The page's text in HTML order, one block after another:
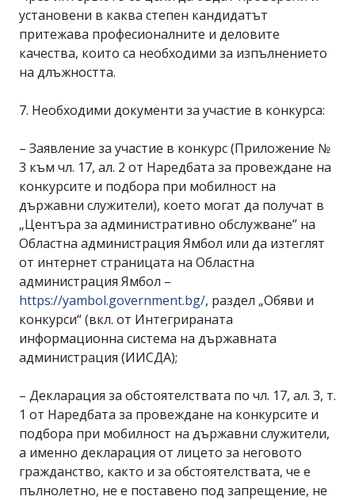
установени в каква степен кандидатът
притежава професионалните и деловите
качества, които са необходими за изпълнението
на длъжността.
7. Необходими документи за участие в конкурса:
– Заявление за участие в конкурс (Приложение №
3 към чл. 17, ал. 2 от Наредбата за провеждане на
конкурсите и подбора при мобилност на
държавни служители), което могат да получат в
„Центъра за административно обслужване” на
Областна администрация Ямбол или да изтеглят
от интернет страницата на Областна
администрация Ямбол –
https://yambol.government.bg/, раздел „Обяви и
конкурси“ (вкл. от Интегрираната
информационна система на държавната
администрация (ИИСДА);
– Декларация за обстоятелствата по чл. 17, ал. 3, т.
1 от Наредбата за провеждане на конкурсите и
подбора при мобилност на държавни служители,
а именно декларация от лицето за неговото
гражданство, както и за обстоятелствата, че е
пълнолетно, не е поставено под запрещение, не